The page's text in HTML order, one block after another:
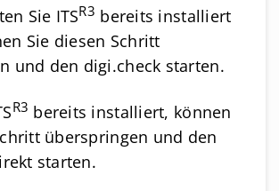
Sie ITSR3 bereits installiert
Sie diesen Schritt
und den digi.check starten.
R3 bereits installiert, können
überspringen und den
starten.